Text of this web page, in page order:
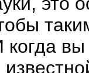
вы